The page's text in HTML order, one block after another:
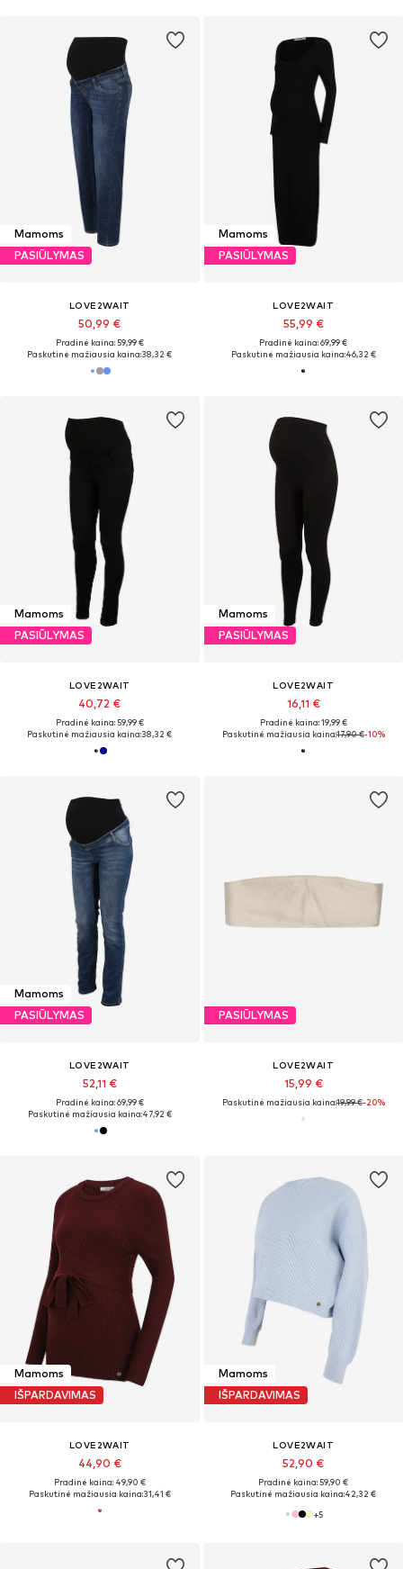
Mamoms
PASIŪLYMAS
LOVE2WAIT
50,99 €
Pradinė kaina: 59,99 €
Paskutinė mažiausia kaina:38,32 €
Mamoms
PASIŪLYMAS
LOVE2WAIT
55,99 €
Pradinė kaina: 69,99 €
Paskutinė mažiausia kaina:46,32 €
Mamoms
PASIŪLYMAS
LOVE2WAIT
40,72 €
Pradinė kaina: 59,99 €
Paskutinė mažiausia kaina:38,32 €
Mamoms
PASIŪLYMAS
LOVE2WAIT
16,11 €
Pradinė kaina: 19,99 €
Paskutinė mažiausia kaina:17,90 €-10%
Mamoms
PASIŪLYMAS
LOVE2WAIT
52,11 €
Pradinė kaina: 69,99 €
Paskutinė mažiausia kaina:47,92 €
PASIŪLYMAS
LOVE2WAIT
15,99 €
Paskutinė mažiausia kaina:19,99 €-20%
Mamoms
IŠPARDAVIMAS
LOVE2WAIT
44,90 €
Pradinė kaina: 49,90 €
Paskutinė mažiausia kaina:31,41 €
Mamoms
IŠPARDAVIMAS
LOVE2WAIT
52,90 €
Pradinė kaina: 59,90 €
Paskutinė mažiausia kaina:42,32 €
+5